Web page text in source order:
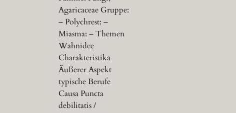
Agaricaceae Gruppe:
– Polychrest: –
Miasma: – Themen
Wahnidee
Charakteristika
Äußerer Aspekt
typische Berufe
Causa Puncta
debilitatis /